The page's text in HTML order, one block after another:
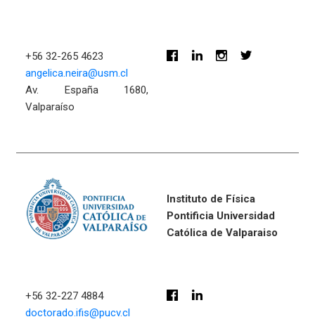
+56 32-265 4623
angelica.neira@usm.cl
Av. España 1680,
Valparaíso
Instituto de Física
Pontificia Universidad
Católica de Valparaiso
+56 32-227 4884
doctorado.ifis@pucv.cl